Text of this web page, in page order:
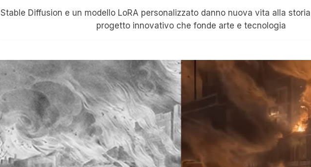
Stable Diffusion e un modello LoRA personalizzato danno nuova vita alla
progetto innovativo che fonde arte e tecnologia